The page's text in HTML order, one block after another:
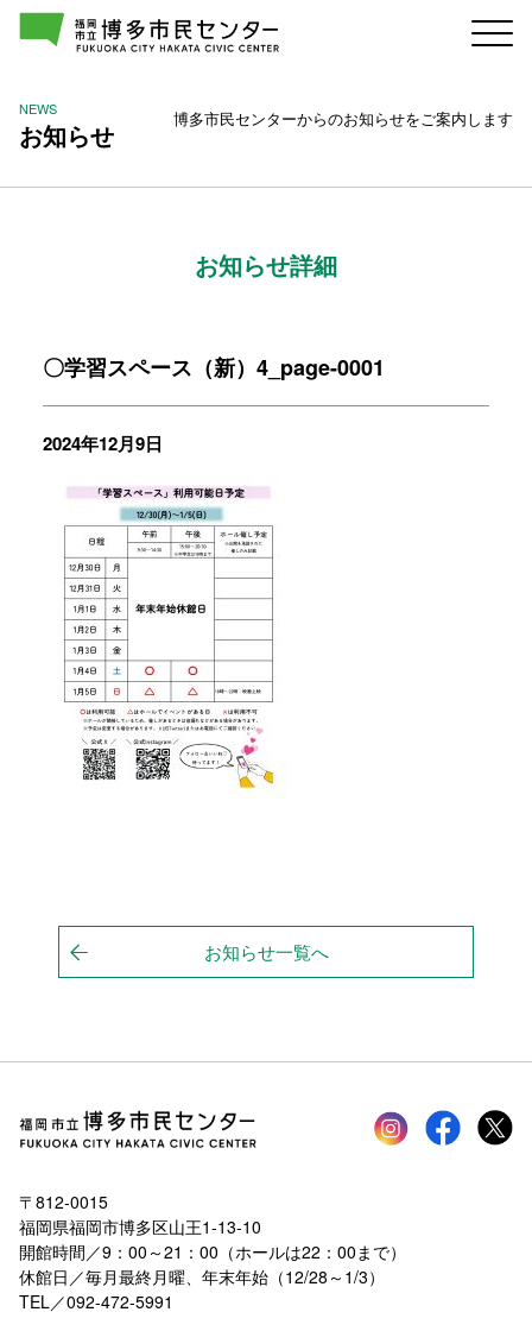
NEWS
お知らせ 博多市民センターからのお知らせをご案内します
お知らせ詳細
〇学習スペース（新）4_page-0001
2024年12月9日
お知らせ一覧へ
Instagramfacebook
〒812-0015
福岡県福岡市博多区山王1-13-10
開館時間／9：00～21：00（ホールは22：00まで）
休館日／毎月最終月曜、年末年始（12/28～1/3）
TEL／092-472-5991